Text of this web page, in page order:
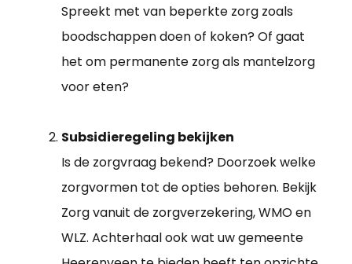
Spreekt met van beperkte zorg zoals
boodschappen doen of koken? Of gaat
het om permanente zorg als mantelzorg
voor eten?
Subsidieregeling bekijken
Is de zorgvraag bekend? Doorzoek welke
zorgvormen tot de opties behoren. Bekijk
Zorg vanuit de zorgverzekering, WMO en
WLZ. Achterhaal ook wat uw gemeente